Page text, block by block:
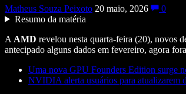
Matheus Souza Peixoto 20 maio, 2026
0
Resumo da matéria
A AMD revelou nesta quarta-feira (20), novos
antecipado alguns dados em fevereiro, agora
Uma nova GPU Founders Edition surge
NVIDIA alerta usuários para atualizarem